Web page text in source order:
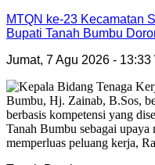
MTQN ke-23 Kecamatan
Bupati Tanah Bumbu
Jumat, 7 Agu 2026 - 13:33